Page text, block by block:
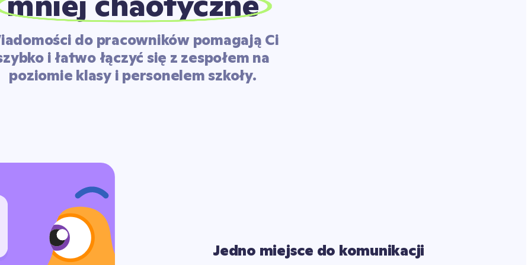
do pracowników pomagają Ci
i łatwo łączyć się z zespołem na
poziomie klasy i personelem szkoły.
Jedno miejsce do komunikacji